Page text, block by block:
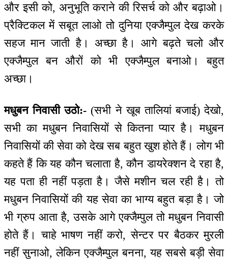
और इसी को, अनुभूति कराने की रिसर्च को और बढ़ाओ।
प्रैक्टिकल में सबूत लाओ तो दुनिया एक्जैम्पुल देख करके
सहज मान जाती है। अच्छा है। आगे बढ़ते चलो और
एक्जैम्पुल बन औरों को भी एक्जैम्पुल बनाओ। बहुत
अच्छा।
मधुबन निवासी उठो:- (सभी ने खूब तालियां बजाई) देखो,
सभी का मधुबन निवासियों से कितना प्यार है। मधुबन
निवासियों की सेवा को देख सब बहुत खुश होते हैं। लोग भी
कहते हैं कि यह कौन चलाता है, कौन डायरेक्शन दे रहा है,
यह पता ही नहीं पड़ता है। जैसे मशीन चल रही है। तो
मधुबन निवासियों की यह सेवा का भाग्य बहुत बड़ा है। जो
भी ग्रुप आता है, उसके आगे एक्जैम्पुल तो मधुबन निवासी
होते हैं। चाहे भाषण नहीं करो, सेन्टर पर बैठकर मुरली
नहीं सुनाओ, लेकिन एक्जैम्पुल बनना, यह सबसे बड़ी सेवा